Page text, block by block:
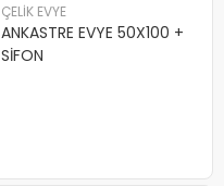
ÇELİK EVYE
ANKASTRE EVYE 50X100 +
SİFON